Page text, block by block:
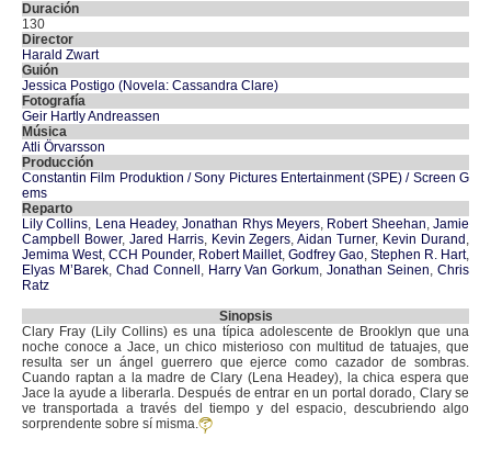
Duración
130
Director
Harald Zwart
Guión
Jessica Postigo (Novela: Cassandra Clare)
Fotografía
Geir Hartly Andreassen
Música
Atli Örvarsson
Producción
Constantin Film Produktion / Sony Pictures Entertainment (SPE) / Screen G
ems
Reparto
Lily Collins, Lena Headey,Jonathan Rhys Meyers, Robert Sheehan,Jamie
Campbell Bower, Jared Harris, Kevin Zegers,Aidan Turner, Kevin Durand ,
Jemima West, CCH Pounder, Robert Maillet, Godfrey Gao, Stephen R. Hart,
Elyas M’Barek, Chad Connell , Harry Van Gorkum,Jonathan Seinen,Chris
Ratz
Sinopsis
Clary Fray (Lily Collins) es una típica adolescente de Brooklyn que una
noche conoce a Jace, un chico misterioso con multitud de tatuajes, que
resulta ser un ángel guerrero que ejerce como cazador de sombras.
Cuando raptan a la madre de Clary (Lena Headey), la chica espera que
Jace la ayude a liberarla. Después de entrar en un portal dorado, Clary se
ve transportada a través del tiempo y del espacio, descubriendo algo
sorprendente sobre sí misma.